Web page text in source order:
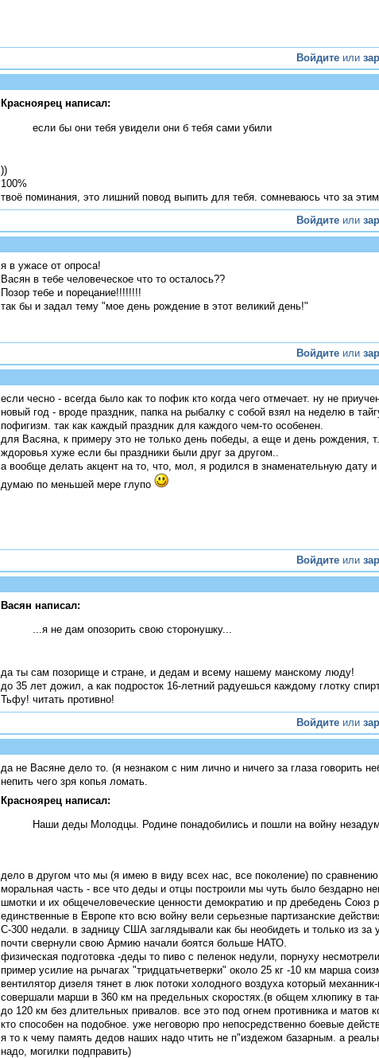
Войдите или
Красноярец написал:
если бы они тебя увидели они б тебя сами убили
))
100%
твоё поминания, это лишний повод выпить для тебя. сомневаюсь что за
Войдите или
я в ужасе от опроса!
Васян в тебе человеческое что то осталось??
Позор тебе и порецание!!!!!!!!
так бы и задал тему "мое день рождение в этот великий день!"
Войдите или
если чесно - всегда было как то пофик кто когда чего отмечает. ну не
новый год - вроде праздник, папка на рыбалку с собой взял на неделю в
пофигизм. так как каждый праздник для каждого чем-то особенен.
для Васяна, к примеру это не только день победы, а еще и день рождения,
ждоровья хуже если бы праздники были друг за другом..
а вообще делать акцент на то, что, мол, я родился в знаменательную дату
думаю по меньшей мере глупо
Войдите или
Васян написал:
...я не дам опозорить свою сторонушку...
да ты сам позорище и стране, и дедам и всему нашему манскому люду!
до 35 лет дожил, а как подросток 16-летний радуешься каждому глотку
Тьфу! читать противно!
Войдите или
да не Васяне дело то. (я незнаком с ним лично и ничего за глаза говорить
непить чего зря копья ломать.
Красноярец написал:
Наши деды Молодцы. Родине понадобились и пошли на войну
дело в другом что мы (я имею в виду всех нас, все поколение) по
моральная часть - все что деды и отцы построили мы чуть было бездарно
шмотки и их общечеловеческие ценности демократию и пр дребедень Союз
единственные в Европе кто всю войну вели серьезные партизанские
С-300 недали. в задницу США заглядывали как бы необидеть и только из за
почти свернули свою Армию начали боятся больше НАТО.
физическая подготовка -деды то пиво с пеленок недули, порнуху
пример усилие на рычагах "тридцатьчетверки" около 25 кг -10 км марша
вентилятор дизеля тянет в люк потоки холодного воздуха который
совершали марши в 360 км на предельных скоростях.(в общем хлюпику в
до 120 км без длительных привалов. все это под огнем противника и
кто способен на подобное. уже неговорю про непосредственно боевые
я то к чему память дедов наших надо чтить не п"издежом базарным. а
надо, могилки подправить)